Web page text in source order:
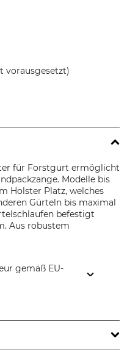
vorausgesetzt)
für Forstgurt ermöglicht
Modelle bis
Holster Platz, welches
Gürteln bis maximal
befestigt
Aus robustem
gemäß EU-